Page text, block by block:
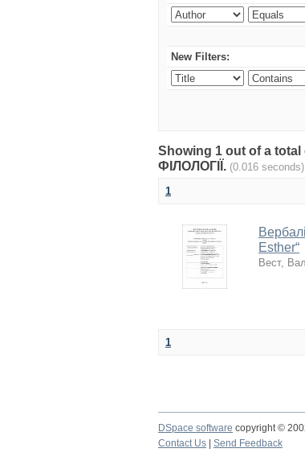
New Filters:
Showing 1 out of a
ФІЛОЛОГІЇ. (0.016 seconds)
1
Esther“
Вест,
1
DSpace software copyright ©
Contact Us
Send Feedback